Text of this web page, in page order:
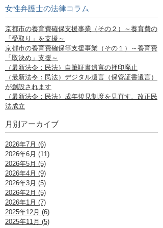
女性弁護士の法律コラム
京都市の養育費確保支援事業（その２）～養育費の
「受取り」を支援～
京都市の養育費確保等支援事業（その１）～養育費
「取決め」支援～
（最新法令：民法）自筆証書遺言の押印廃止
（最新法令：民法）デジタル遺言（保管証書遺言）
が創設されます
（最新法令：民法）成年後見制度を見直す、改正民
法成立
月別アーカイブ
2026年7月 (6)
2026年6月 (11)
2026年5月 (5)
2026年4月 (9)
2026年3月 (5)
2026年2月 (5)
2026年1月 (7)
2025年12月 (6)
2025年11月 (5)